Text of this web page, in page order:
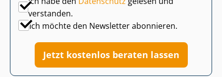
verstanden.
Ich möchte den Newsletter abonnieren.
Jetzt kostenlos beraten lassen